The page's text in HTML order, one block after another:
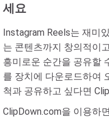
세요
Instagram Reels는 재미
는 콘텐츠까지 창의적이
흥미로운 순간을 공유할
를 장치에 다운로드하여
척과 공유하고 싶다면
ClipDown.com을 이용하